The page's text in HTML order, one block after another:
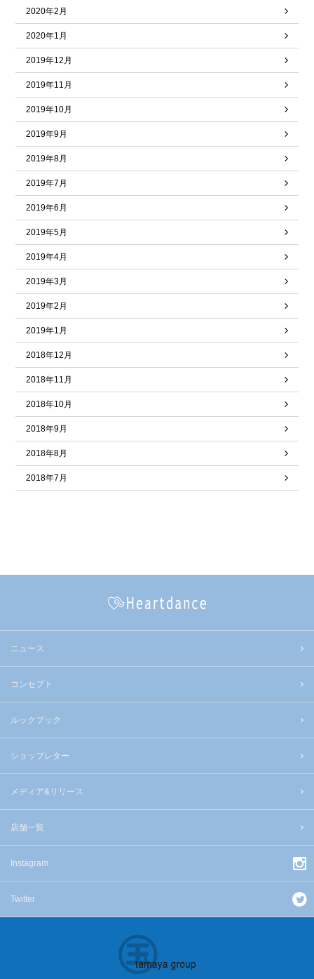
2020年2月
2020年1月
2019年12月
2019年11月
2019年10月
2019年9月
2019年8月
2019年7月
2019年6月
2019年5月
2019年4月
2019年3月
2019年2月
2019年1月
2018年12月
2018年11月
2018年10月
2018年9月
2018年8月
2018年7月
ニュース
コンセプト
ルックブック
ショップレター
メディア&リリース
店舗一覧
Instagram
Twitter